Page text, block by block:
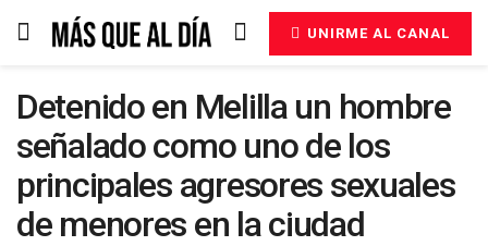
UNIRME AL CANAL
Detenido en Melilla un hombre
señalado como uno de los
principales agresores sexuales
de menores en la ciudad